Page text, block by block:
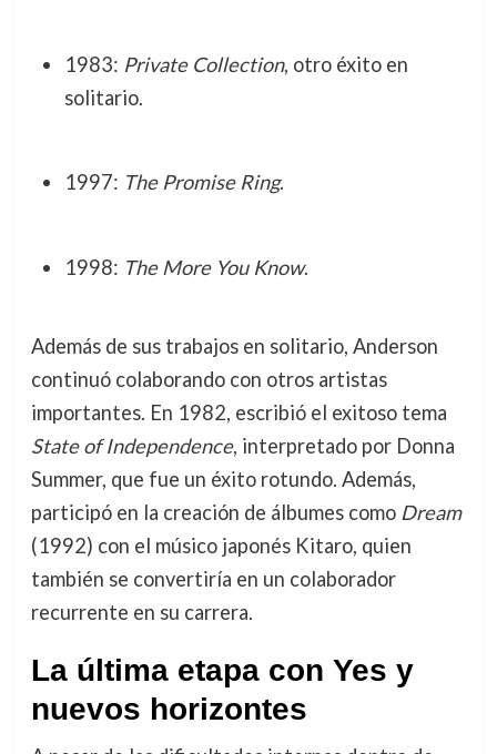
1983: Private Collection, otro éxito en
solitario.
1997: The Promise Ring.
1998: The More You Know.
Además de sus trabajos en solitario, Anderson
continuó colaborando con otros artistas
importantes. En 1982, escribió el exitoso tema
State of Independence, interpretado por Donna
Summer, que fue un éxito rotundo. Además,
participó en la creación de álbumes como Dream
(1992) con el músico japonés Kitaro, quien
también se convertiría en un colaborador
recurrente en su carrera.
La última etapa con Yes y
nuevos horizontes